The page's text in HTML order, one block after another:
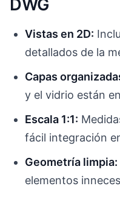
DWG
Vistas en 2D:
detallados de la
Capas
y el vidrio están
Escala 1:1:
fácil integración
Geometría limpia:
elementos